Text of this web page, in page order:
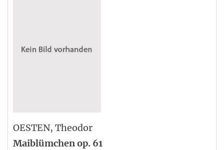
OESTEN, Theodor
Maiblümchen op. 61